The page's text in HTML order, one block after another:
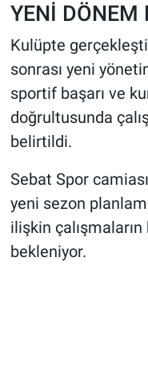
YENİ DÖNEM
Kulüpte
sonrası yeni
sportif başarı ve
doğrultusunda
belirtildi.
Sebat Spor
yeni sezon
ilişkin
bekleniyor.